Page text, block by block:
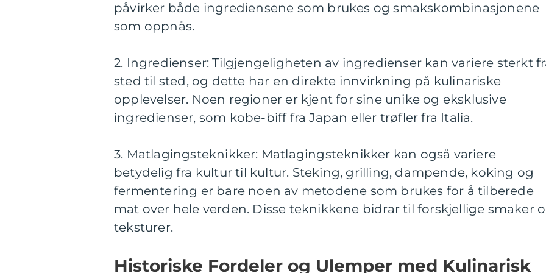
påvirker både ingrediensene som brukes og smakskombinasjonene
som oppnås.
2. Ingredienser: Tilgjengeligheten av ingredienser kan variere sterkt
sted til sted, og dette har en direkte innvirkning på kulinariske
opplevelser. Noen regioner er kjent for sine unike og eksklusive
ingredienser, som kobe-biff fra Japan eller trøfler fra Italia.
3. Matlagingsteknikker: Matlagingsteknikker kan også variere
betydelig fra kultur til kultur. Steking, grilling, dampende, koking og
fermentering er bare noen av metodene som brukes for å tilberede
mat over hele verden. Disse teknikkene bidrar til forskjellige smaker
teksturer.
Historiske Fordeler og Ulemper med Kulinarisk